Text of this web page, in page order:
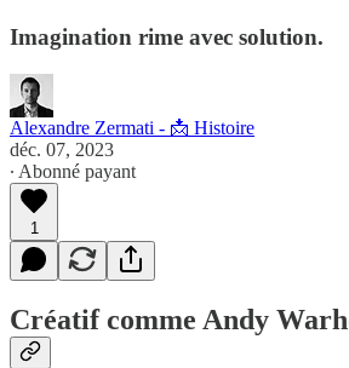
Imagination rime avec solution.
Alexandre Zermati - 📩 Histoire
déc. 07, 2023
∙ Abonné payant
1
Créatif comme Andy